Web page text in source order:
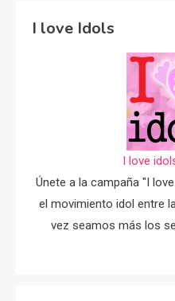
I love Idols
I love
Únete a la campaña "I
el movimiento idol entre
vez seamos más los